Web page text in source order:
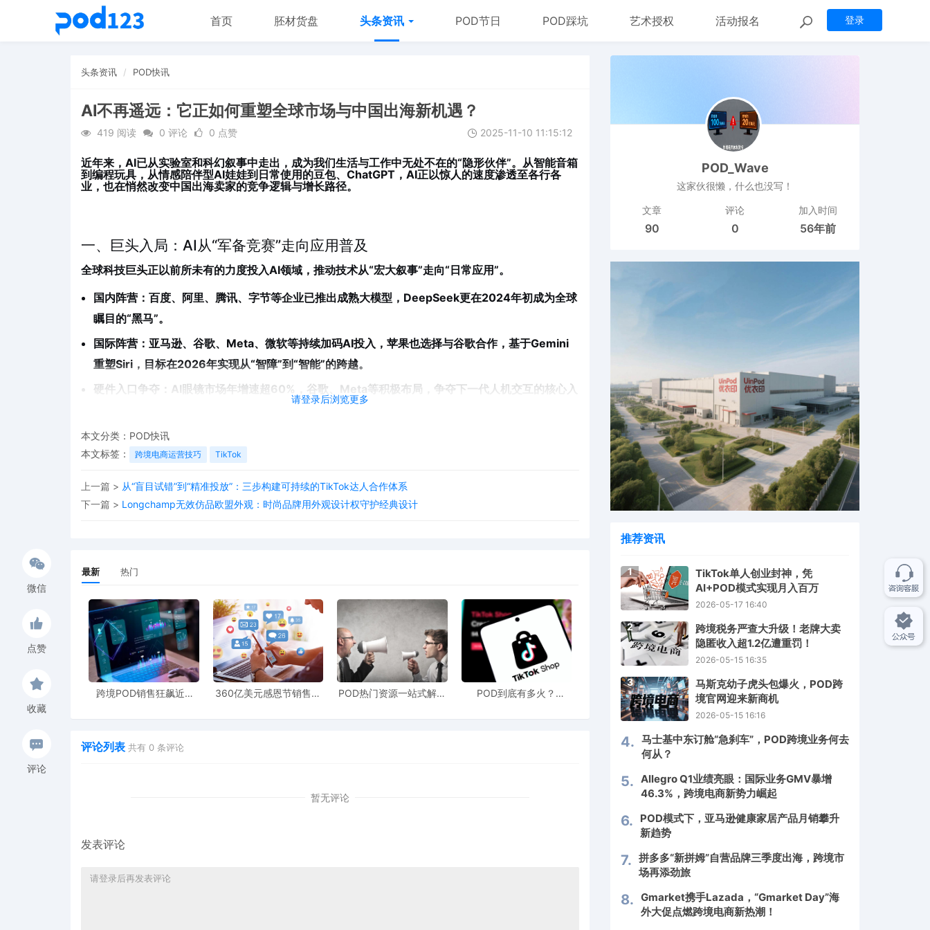
登录
首页 胚材货盘 头条资讯 POD节日 POD踩坑 艺术授权 活动报名
头条资讯 POD快讯
AI不再遥远：它正如何重塑全球市场与中国出海新机遇？
419 阅读 0 评论 0 点赞 2025-11-10 11:15:12
请登录后浏览更多
近年来，AI已从实验室和科幻叙事中走出，成为我们生活与工作中无处不在的“隐形伙伴”。从智能音箱
到编程玩具，从情感陪伴型AI娃娃到日常使用的豆包、ChatGPT，AI正以惊人的速度渗透至各行各
业，也在悄然改变中国出海卖家的竞争逻辑与增长路径。
一、巨头入局：AI从“军备竞赛”走向应用普及
全球科技巨头正以前所未有的力度投入AI领域，推动技术从“宏大叙事”走向“日常应用”。
国内阵营 ：百度、阿里、腾讯、字节等企业已推出成熟大模型，DeepSeek更在2024年初成为全球
瞩目的“黑马”。
国际阵营 ：亚马逊、谷歌、Meta、微软等持续加码AI投入，苹果也选择与谷歌合作，基于Gemini
重塑Siri，目标在2026年实现从“智障”到“智能”的跨越。
硬件入口争夺 ：AI眼镜市场年增速超60%，谷歌、Meta等积极布局，争夺下一代人机交互的核心入
当巨头完成底层设施建设，应用生态的爆发成为必然——而这，正是广大企业与出海卖家的新机会所
在。
二、AI赋能“中国智造”，出海品类迎来新三样
1. 智能家电：从“功能机”到“懂人心”
国产空调、冰箱、洗衣机通过AI传感器与算法，实现自主适应用户习惯，推动品牌从“价格竞争”走
2. AI玩具：从“玩伴”到“成长伙伴”
广东汕头澄海的AI玩具出口占比从不足10%猛增至30%，订单排至明年第一季度。融合AI交互、AR技
术与国潮文化的产品，精准契合全球家长“寓教于乐”需求。
3. 情感产品：从“硅胶躯体”到“AI灵魂”
中国制造的AI情趣娃娃在欧美迅速崛起，内置对话系统支持情感互动与角色定制，击中现代社会的孤独
与陪伴需求，成为硬件制造与AI软件融合的典范。
三、AI不仅是产品功能，更是运营与营销的革命
法国品牌Withings通过“医疗AI+智能硬件”将产品定价推至500美元，年销售达8300万美元。AI让产
运营维度：AI驱动全链路提效
微信
点赞
收藏
评论
本文分类： POD快讯
本文标签：
跨境电商运营技巧 TikTok
上一篇 > 从“盲目试错”到“精准投放”：三步构建可持续的TikTok达人合作体系
下一篇 > Longchamp无效仿品欧盟外观：时尚品牌用外观设计权守护经典设计
最新 热门
跨境POD销售狂飙近5
360亿美元感恩节销售额
POD热门资源一站式解决
POD到底有多火？
评论列表 共有 0 条评论
暂无评论
发表评论
POD_Wave
这家伙很懒，什么也没写！
文章
90
评论
0
加入时间
56年前
推荐资讯
1
TikTok单人创业封神，凭
AI+POD模式实现月入百万
2026-05-17 16:40
2
跨境税务严查大升级！老牌大卖
隐匿收入超1.2亿遭重罚！
2026-05-15 16:35
3
马斯克幼子虎头包爆火，POD跨
境官网迎来新商机
2026-05-15 16:16
4. 马士基中东订舱“急刹车”，POD跨境业务何去
何从？
5. Allegro Q1业绩亮眼：国际业务GMV暴增
46.3%，跨境电商新势力崛起
6.
POD模式下，亚马逊健康家居产品月销攀升
新趋势
7. 拼多多“新拼姆”自营品牌三季度出海，跨境市
场再添劲旅
8. Gmarket携手Lazada，“Gmarket Day”海
外大促点燃跨境电商新热潮！